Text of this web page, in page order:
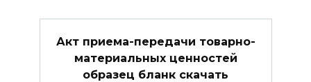
Акт приема-передачи товарно-
материальных ценностей
образец бланк скачать